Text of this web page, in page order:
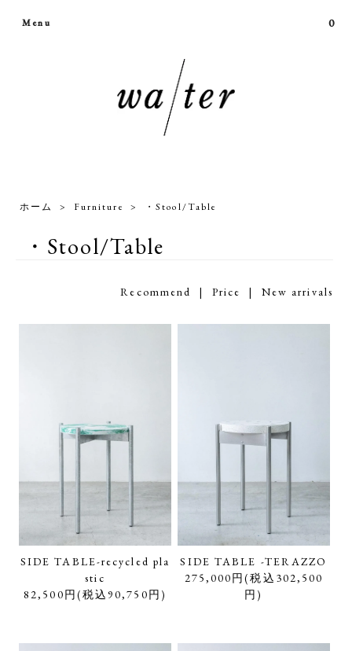
Menu 0
ホーム > Furniture > ・Stool/Table
・Stool/Table
Recommend | Price | New arrivals
SIDE TABLE-recycled pla
stic
82,500円(税込90,750円)
SIDE TABLE -TERAZZO
275,000円(税込302,500
円)